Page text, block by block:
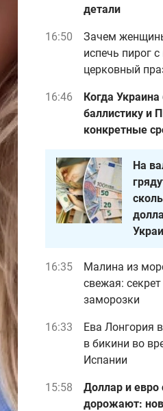
детали
16:50
Зачем
испечь пирог
церковный
16:46
Когда
баллистику и
конкретные
На
16:35
Малина из
свежая:
заморозки
16:33
Ева Лонгория
в бикини во
Испании
15:58
Доллар и евро
дорожают: